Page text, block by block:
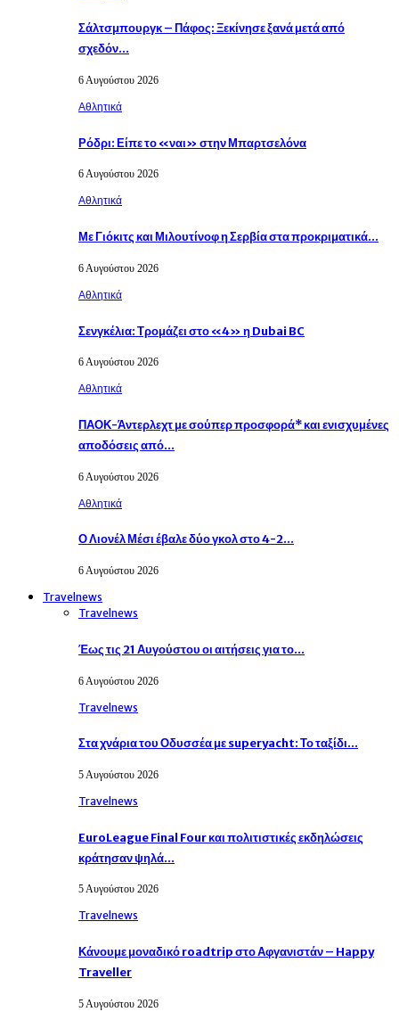
Σάλτσμπουργκ – Πάφος: Ξεκίνησε ξανά μετά από
σχεδόν…
6 Αυγούστου 2026
Αθλητικά
Ρόδρι: Είπε το «ναι» στην Μπαρτσελόνα
6 Αυγούστου 2026
Αθλητικά
Με Γιόκιτς και Μιλουτίνοφ η Σερβία στα προκριματικά…
6 Αυγούστου 2026
Αθλητικά
Σενγκέλια: Τρομάζει στο «4» η Dubai BC
6 Αυγούστου 2026
Αθλητικά
ΠΑΟΚ-Άντερλεχτ με σούπερ προσφορά* και ενισχυμένες
αποδόσεις από…
6 Αυγούστου 2026
Αθλητικά
Ο Λιονέλ Μέσι έβαλε δύο γκολ στο 4-2…
6 Αυγούστου 2026
Travelnews
Travelnews
Έως τις 21 Αυγούστου οι αιτήσεις για το…
6 Αυγούστου 2026
Travelnews
Στα χνάρια του Οδυσσέα με superyacht: Το ταξίδι…
5 Αυγούστου 2026
Travelnews
EuroLeague Final Four και πολιτιστικές εκδηλώσεις
κράτησαν ψηλά…
5 Αυγούστου 2026
Travelnews
Κάνουμε μοναδικό roadtrip στο Αφγανιστάν – Happy
Traveller
5 Αυγούστου 2026